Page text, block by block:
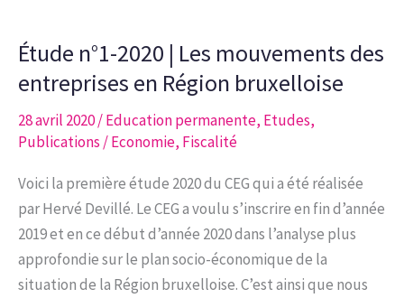
Étude n°1-2020 | Les mouvements des
entreprises en Région bruxelloise
28 avril 2020/Education permanente, Etudes,
Publications /Economie, Fiscalité
Voici la première étude 2020 du CEG qui a été réalisée
par Hervé Devillé. Le CEG a voulu s’inscrire en fin d’année
2019 et en ce début d’année 2020 dans l’analyse plus
approfondie sur le plan socio-économique de la
situation de la Région bruxelloise. C’est ainsi que nous